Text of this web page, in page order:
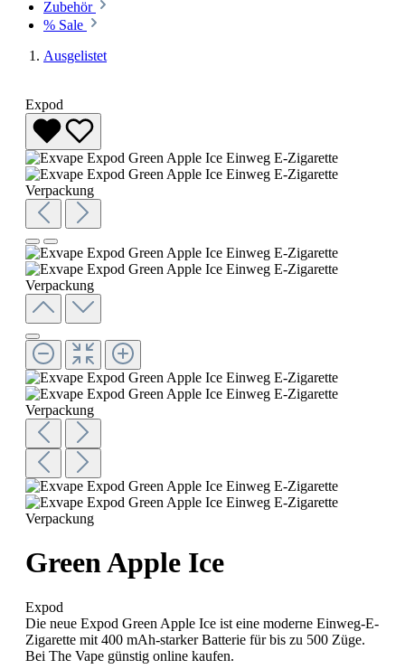
Zubehör
% Sale
Ausgelistet
Expod
Green Apple Ice
Expod
Die neue Expod Green Apple Ice ist eine moderne Einweg-E-
Zigarette mit 400 mAh-starker Batterie für bis zu 500 Züge.
Bei The Vape günstig online kaufen.